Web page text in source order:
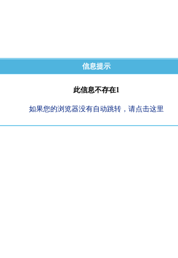
信息提示
此信息不存在1
如果您的浏览器没有自动跳转，请点击这里